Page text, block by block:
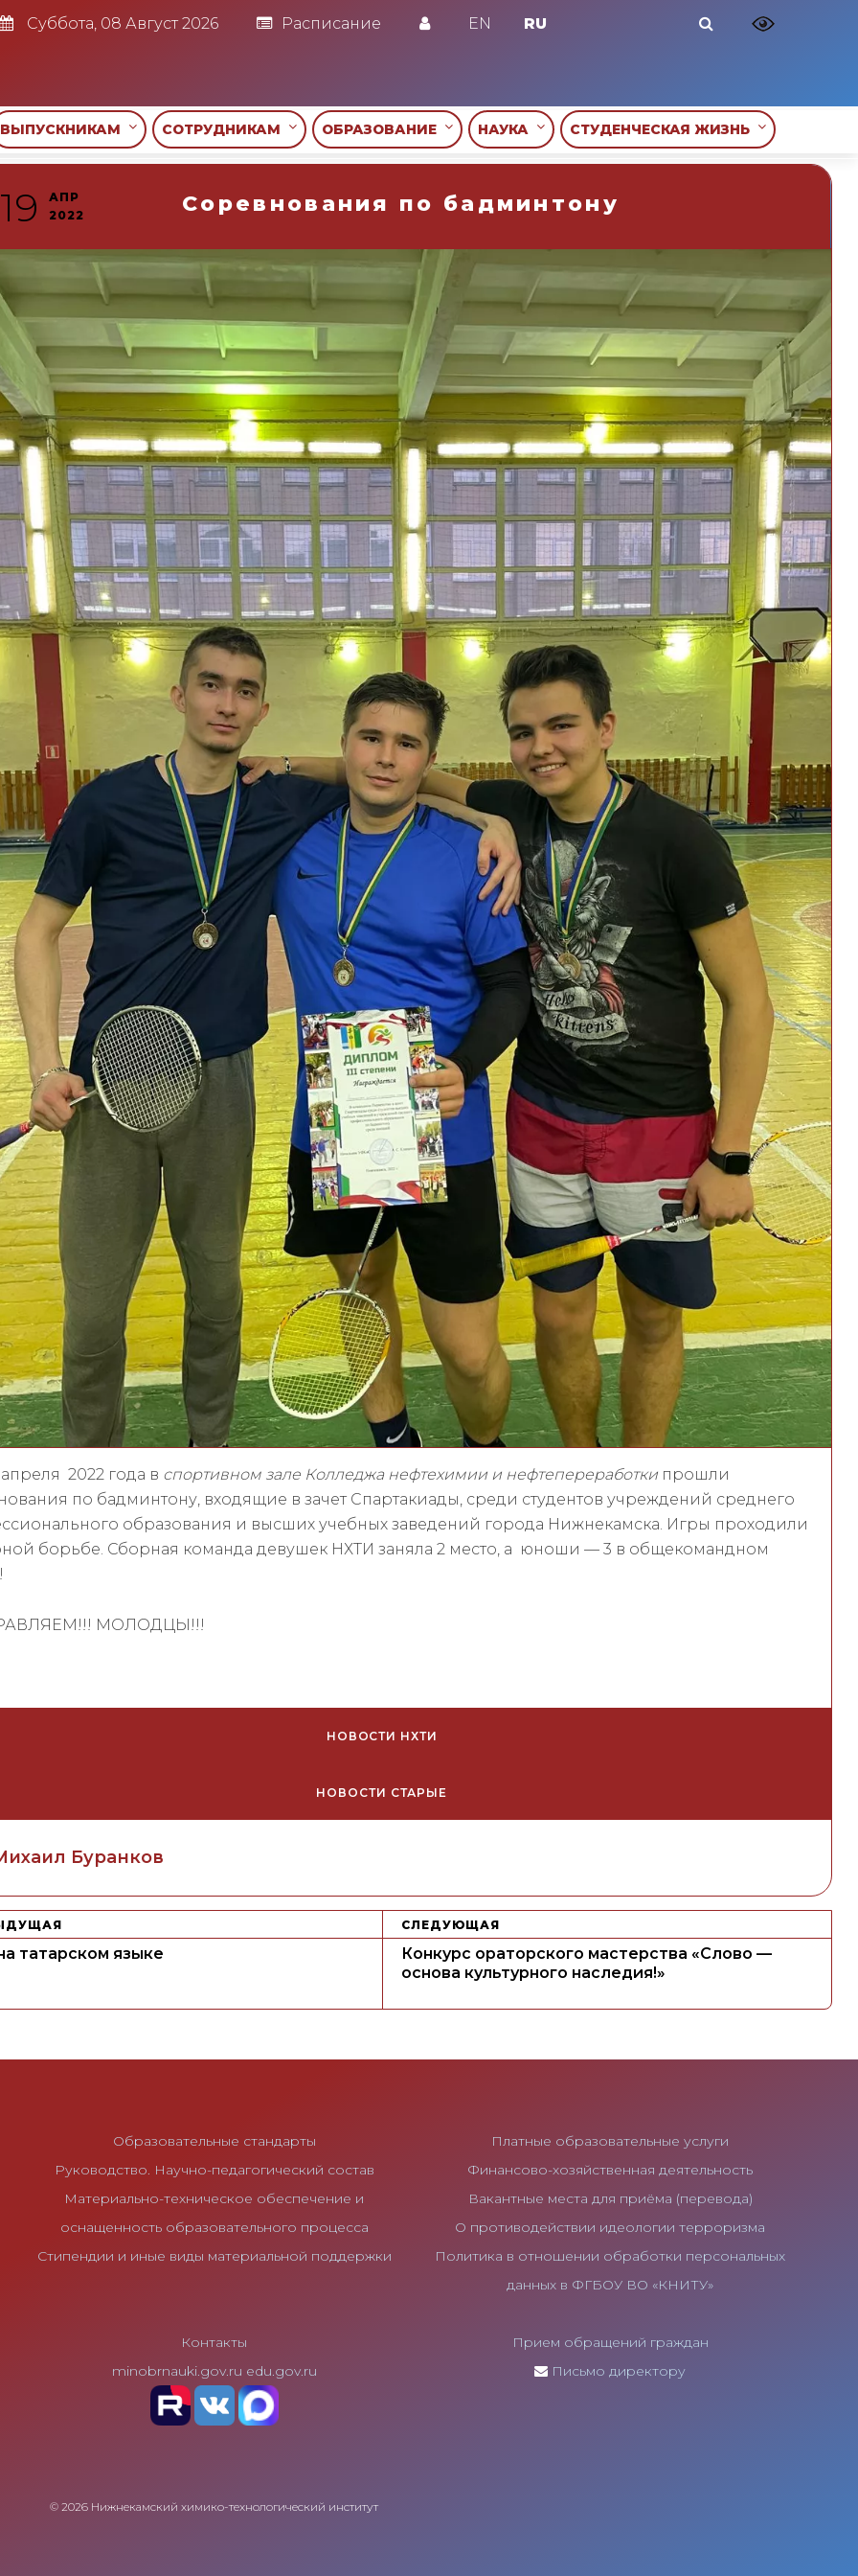
Суббота, 08 Август 2026 Расписание EN RU
ВЫПУСКНИКАМ СОТРУДНИКАМ ОБРАЗОВАНИЕ НАУКА СТУДЕНЧЕСКАЯ ЖИЗНЬ
Cоревнования по бадминтону
19
АПР
2022
апреля 2022 года в спортивном зале Колледжа нефтехимии и нефтепереработкипрошли
по бадминтону, входящие в зачет Спартакиады, среди студентов учреждений среднего
образования и высших учебных заведений города Нижнекамска. Игры проходили
борьбе. Сборная команда девушек НХТИ заняла 2 место, а юноши — 3 в общекомандном
МОЛОДЦЫ!!!
НОВОСТИ НХТИ
НОВОСТИ СТАРЫЕ
Буранков
татарском языке
СЛЕДУЮЩАЯ
Конкурс ораторского мастерства «Слово —
основа культурного наследия!»
Образовательные стандарты
Руководство. Научно-педагогический состав
Материально-техническое обеспечение и
оснащенность образовательного процесса
Стипендии и иные виды материальной поддержки
Платные образовательные услуги
Финансово-хозяйственная деятельность
Вакантные места для приёма (перевода)
О противодействии идеологии терроризма
Политика в отношении обработки персональных
данных в ФГБОУ ВО «КНИТУ»
Контакты
minobrnauki.gov.ru edu.gov.ru
Прием обращений граждан
Письмо директору
© 2026 Нижнекамский химико-технологический институт